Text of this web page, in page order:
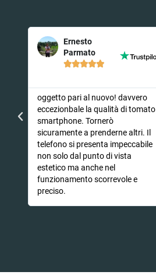
Ernesto
Parmato

oggetto pari al nuovo! davvero
eccezionbale la qualità di tomato
smartphone. Tornerò
sicuramente a prenderne altri. Il
telefono si presenta impeccabile
non solo dal punto di vista
estetico ma anche nel
funzionamento scorrevole e
preciso.